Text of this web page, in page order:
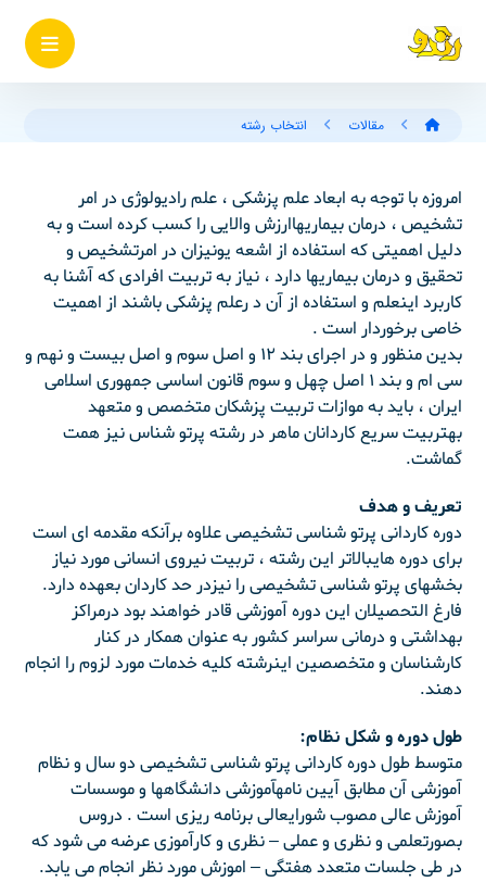
مقالات انتخاب رشته
امروزه با توجه به ابعاد علم پزشکی ، علم رادیولوژی در امر
تشخیص ، درمان بیماریهاارزش والایی را کسب کرده است و به
دلیل اهمیتی که استفاده از اشعه یونیزان در امرتشخیص و
تحقیق و درمان بیماریها دارد ، نیاز به تربیت افرادی که آشنا به
کاربرد اینعلم و استفاده از آن د رعلم پزشکی باشند از اهمیت
خاصی برخوردار است .
بدین منظور و در اجرای بند ۱۲ و اصل سوم و اصل بیست و نهم و
سی ام و بند ۱ اصل چهل و سوم قانون اساسی جمهوری اسلامی
ایران ، باید به موازات تربیت پزشکان متخصص و متعهد
بهتربیت سریع کاردانان ماهر در رشته پرتو شناس نیز همت
گماشت.
تعریف و هدف
دوره کاردانی پرتو شناسی تشخیصی علاوه برآنکه مقدمه ای است
برای دوره هایبالاتر این رشته ، تربیت نیروی انسانی مورد نیاز
بخشهای پرتو شناسی تشخیصی را نیزدر حد کاردان بعهده دارد.
فارغ التحصیلان این دوره آموزشی قادر خواهند بود درمراکز
بهداشتی و درمانی سراسر کشور به عنوان همکار در کنار
کارشناسان و متخصصین اینرشته کلیه خدمات مورد لزوم را انجام
دهند.
طول دوره و شکل نظام:
متوسط طول دوره کاردانی پرتو شناسی تشخیصی دو سال و نظام
آموزشی آن مطابق آیین نامهآموزشی دانشگاهها و موسسات
آموزش عالی مصوب شورایعالی برنامه ریزی است . دروس
بصورتعلمی و نظری و عملی – نظری و کارآموزی عرضه می شود که
در طی جلسات متعدد هفتگی – اموزش مورد نظر انجام می یابد.